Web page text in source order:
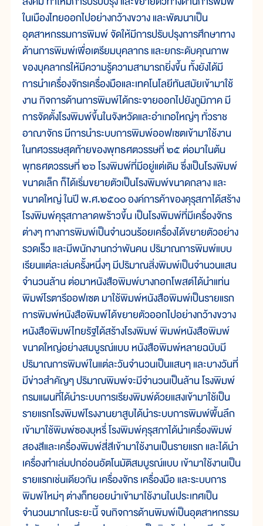
ในเมืองไทยออกไปอย่างกว้างขวาง และพัฒนาเป็น
อุตสาหกรรมการพิมพ์ จัดให้มีการปรับปรุงการศึกษาทาง
ด้านการพิมพ์เพื่อเตรียมบุคลากร และยกระดับคุณภาพ
ของบุคลากรให้มีความรู้ความสามารถยิ่งขึ้น ทั้งยังได้มี
การนำเครื่องจักรเครื่องมือและเทคโนโลยีทันสมัยเข้ามาใช้
งาน กิจการด้านการพิมพ์ได้กระจายออกไปยังภูมิภาค มี
การจัดตั้งโรงพิมพ์ขึ้นในจังหวัดและอำเภอใหญ่ๆ ทั่วราช
อาณาจักร มีการนำระบบการพิมพ์ออฟเซตเข้ามาใช้งาน
ในทศวรรษสุดท้ายของพุทธศตวรรษที่ ๒๕ ต่อมาในต้น
พุทธศตวรรษที่ ๒๖ โรงพิมพ์ที่มีอยู่แต่เดิม ซึ่งเป็นโรงพิมพ์
ขนาดเล็ก ก็ได้เริ่มขยายตัวเป็นโรงพิมพ์ขนาดกลาง และ
ขนาดใหญ่ ในปี พ.ศ.๒๕๐๐ องค์การค้าของคุรุสภาได้สร้าง
โรงพิมพ์คุรุสภาลาดพร้าวขึ้น เป็นโรงพิมพ์ที่มีเครื่องจักร
ต่างๆ ทางการพิมพ์เป็นจำนวนร้อยเครื่องได้ขยายตัวอย่าง
รวดเร็ว และมีพนักงานกว่าพันคน ปริมาณการพิมพ์แบบ
เรียนแต่ละเล่มครั้งหนึ่งๆ มีปริมาณสิ่งพิมพ์เป็นจำนวนแสน
จำนวนล้าน ต่อมาหนังสือพิมพ์บางกอกโพสต์ได้นำแท่น
พิมพ์โรตารีออฟเซต มาใช้พิมพ์หนังสือพิมพ์เป็นรายแรก
การพิมพ์หนังสือพิมพ์ได้ขยายตัวออกไปอย่างกว้างขวาง
หนังสือพิมพ์ไทยรัฐได้สร้างโรงพิมพ์ พิมพ์หนังสือพิมพ์
ขนาดใหญ่อย่างสมบูรณ์แบบ หนังสือพิมพ์หลายฉบับมี
ปริมาณการพิมพ์ในแต่ละวันจำนวนเป็นแสนๆ และบางวันที่
มีข่าวสำคัญๆ ปริมาณพิมพ์จะมีจำนวนเป็นล้าน โรงพิมพ์
กรมแผนที่ได้นำระบบการเรียงพิมพ์ด้วยแสงเข้ามาใช้เป็น
รายแรกโรงพิมพ์โรงงานยาสูบได้นำระบบการพิมพ์พื้นลึก
เข้ามาใช้พิมพ์ซองบุหรี่ โรงพิมพ์คุรุสภาได้นำเครื่องพิมพ์
สองสีและเครื่องพิมพ์สี่สีเข้ามาใช้งานเป็นรายแรก และได้นำ
เครื่องทำเล่มปกอ่อนอัตโนมัติสมบูรณ์แบบ เข้ามาใช้งานเป็น
รายแรกเช่นเดียวกัน เครื่องจักร เครื่องมือ และระบบการ
พิมพ์ใหม่ๆ ต่างก็ทยอยนำเข้ามาใช้งานในประเทศเป็น
จำนวนมากในระยะนี้ จนกิจการด้านพิมพ์เป็นอุตสาหกรรม